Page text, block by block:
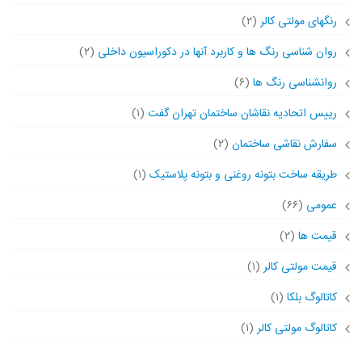
رنگهای مولتی کالر (۲)
روان شناسی رنگ ها و کاربرد آنها در دکوراسیون داخلی (۲)
روانشناسی رنگ ها (۶)
رییس اتحادیه نقاشان ساختمان تهران گفت (۱)
سفارش نقاشی ساختمان (۲)
طریقه ساخت بتونه روغنی و بتونه پلاستیک (۱)
عمومی (۶۶)
قیمت ها (۲)
قیمت مولتی کالر (۱)
کاتالوگ بلکا (۱)
کاتالوگ مولتی کالر (۱)